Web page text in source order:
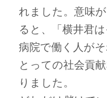
れました。意味
ると、「横井君
病院で働く人が
とっての社会貢
りました。